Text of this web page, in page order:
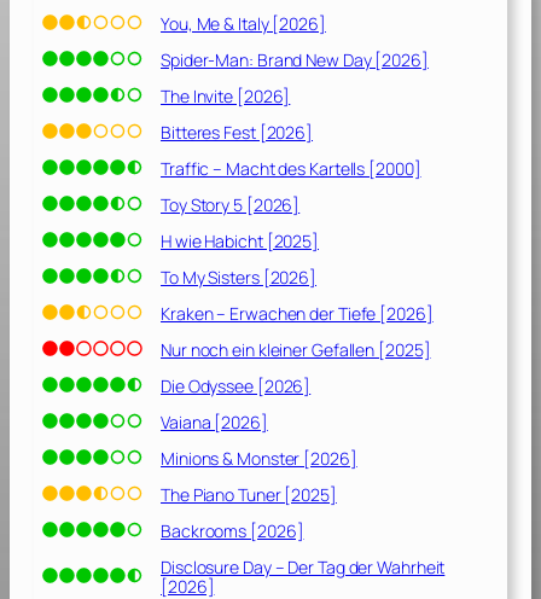
You, Me & Italy [2026]
Spider-Man: Brand New Day [2026]
The Invite [2026]
Bitteres Fest [2026]
Traffic – Macht des Kartells [2000]
Toy Story 5 [2026]
H wie Habicht [2025]
To My Sisters [2026]
Kraken – Erwachen der Tiefe [2026]
Nur noch ein kleiner Gefallen [2025]
Die Odyssee [2026]
Vaiana [2026]
Minions & Monster [2026]
The Piano Tuner [2025]
Backrooms [2026]
Disclosure Day – Der Tag der Wahrheit
[2026]